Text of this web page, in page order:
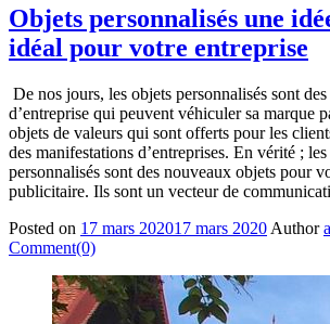
Objets personnalisés une
idéal pour votre entreprise
De nos jours, les objets personnalisés sont des
d’entreprise qui peuvent véhiculer sa marque
objets de valeurs qui sont offerts pour les
des manifestations d’entreprises. En vérité ;
personnalisés sont des nouveaux objets pour
publicitaire. Ils sont un vecteur de
Posted on 17 mars 202017 mars 2020 Author
Comment(0)